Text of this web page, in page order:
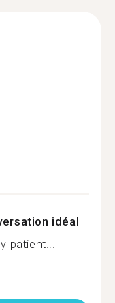
idéal
patient...